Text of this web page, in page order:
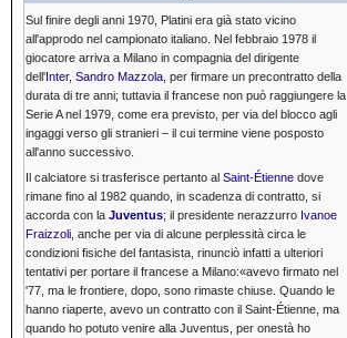
Sul finire degli anni 1970, Platini era già stato vicino
all'approdo nel campionato italiano. Nel febbraio 1978 il
giocatore arriva a Milano in compagnia del dirigente
dell'Inter, Sandro Mazzola , per firmare un precontratto della
durata di tre anni; tuttavia il francese non può raggiungere la
Serie A nel 1979, come era previsto, per via del blocco agli
ingaggi verso gli stranieri – il cui termine viene posposto
all'anno successivo.
Il calciatore si trasferisce pertanto al Saint-Étienne dove
rimane fino al 1982 quando, in scadenza di contratto, si
accorda con la Juventus; il presidente nerazzurro Ivanoe
Fraizzoli , anche per via di alcune perplessità circa le
condizioni fisiche del fantasista, rinunciò infatti a ulteriori
tentativi per portare il francese a Milano:«avevo firmato nel
'77, ma le frontiere, dopo, sono rimaste chiuse. Quando le
hanno riaperte, avevo un contratto con il Saint-Étienne, ma
quando ho potuto venire alla Juventus, per onestà ho